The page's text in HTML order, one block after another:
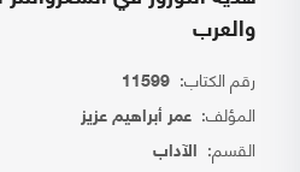
والعرب
رقم الكتاب: 11599
المؤلف: عمر أبراهيم عزيز
القسم: الآداب